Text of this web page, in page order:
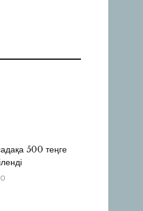
500 теңге